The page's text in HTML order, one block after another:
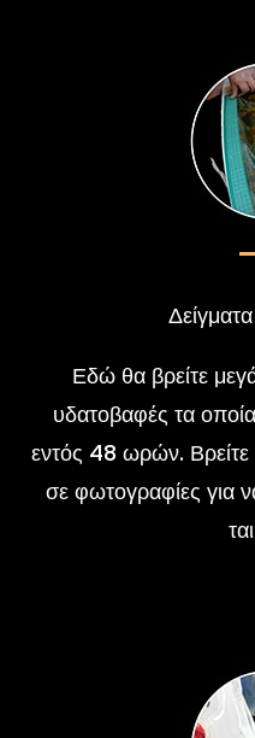
Εδώ θα βρείτε
υδατοβαφές τα
εντός 48 ωρών. Βρείτε
σε φωτογραφίες για